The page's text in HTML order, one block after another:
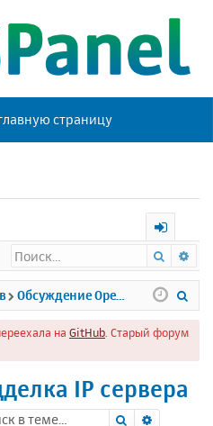
страницу
х
о
д
Поиск
на GitHub . Старый форум
IP сервера
Поиск